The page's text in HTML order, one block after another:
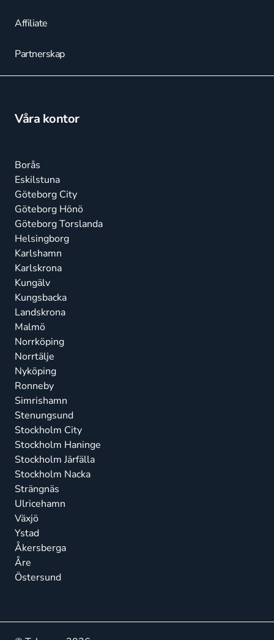
Affiliate
Partnerskap
Våra kontor
Borås
Eskilstuna
Göteborg City
Göteborg Hönö
Göteborg Torslanda
Helsingborg
Karlshamn
Karlskrona
Kungälv
Kungsbacka
Landskrona
Malmö
Norrköping
Norrtälje
Nyköping
Ronneby
Simrishamn
Stenungsund
Stockholm City
Stockholm Haninge
Stockholm Järfälla
Stockholm Nacka
Strängnäs
Ulricehamn
Växjö
Ystad
Åkersberga
Åre
Östersund